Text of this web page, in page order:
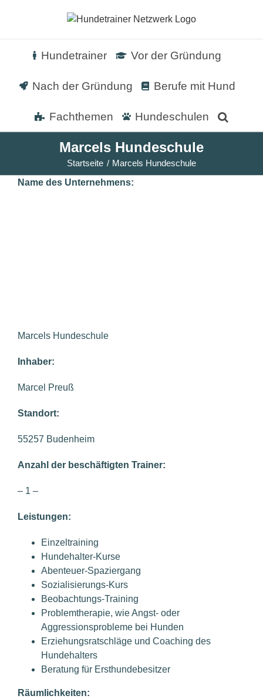
Hundetrainer Vor der Gründung
Nach der Gründung Berufe mit Hund
Fachthemen Hundeschulen
Marcels Hundeschule
Startseite
Marcels Hundeschule
Name des Unternehmens:
Marcels Hundeschule
Inhaber:
Marcel Preuß
Standort:
55257 Budenheim
Anzahl der beschäftigten Trainer:
– 1 –
Leistungen:
Einzeltraining
Hundehalter-Kurse
Abenteuer-Spaziergang
Sozialisierungs-Kurs
Beobachtungs-Training
Problemtherapie, wie Angst- oder
Aggressionsprobleme bei Hunden
Erziehungsratschläge und Coaching des
Hundehalters
Beratung für Ersthundebesitzer
Räumlichkeiten: